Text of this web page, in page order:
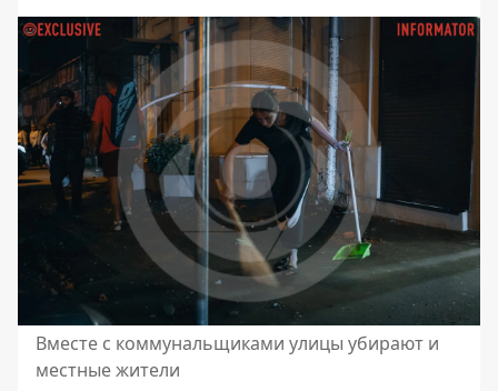
Вместе с коммунальщиками улицы убирают и
местные жители